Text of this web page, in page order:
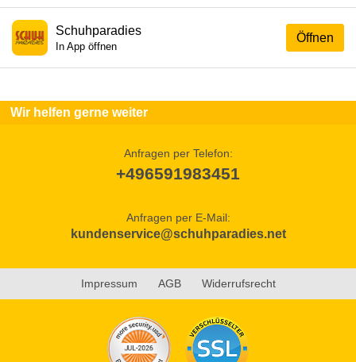
Öffnen
Schuhparadies
In App öffnen
Wir helfen gerne weiter
Anfragen per Telefon:
+496591983451
Anfragen per E-Mail:
kundenservice@schuhparadies.net
Impressum AGB Widerrufsrecht